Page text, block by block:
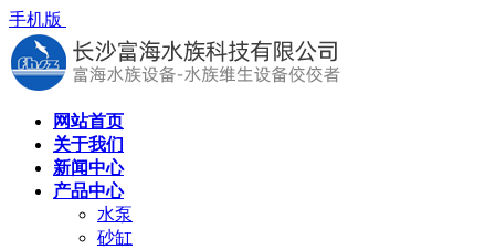
手机版
网站首页
关于我们
新闻中心
产品中心
水泵
砂缸